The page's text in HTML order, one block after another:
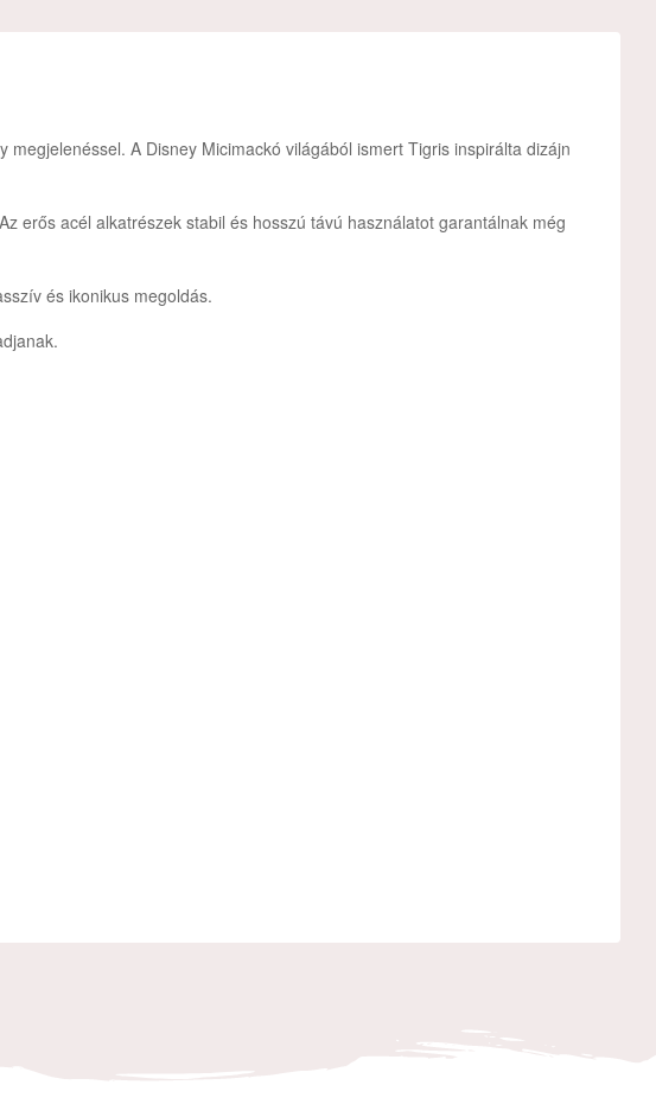
A Disney Micimackó világából ismert Tigris inspirálta dizájn
erős acél alkatrészek stabil és hosszú távú használatot garantálnak még
és ikonikus megoldás.